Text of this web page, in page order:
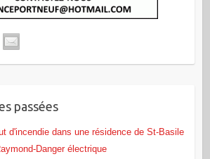
passées
d'incendie dans une résidence de St-Basile
Danger électrique